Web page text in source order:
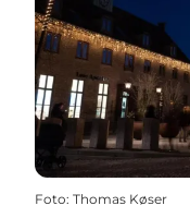
Foto: Thomas Køser